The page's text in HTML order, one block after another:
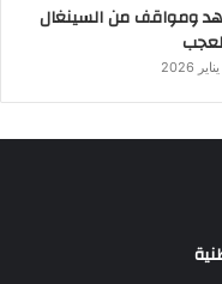
ومواقف من السينغال